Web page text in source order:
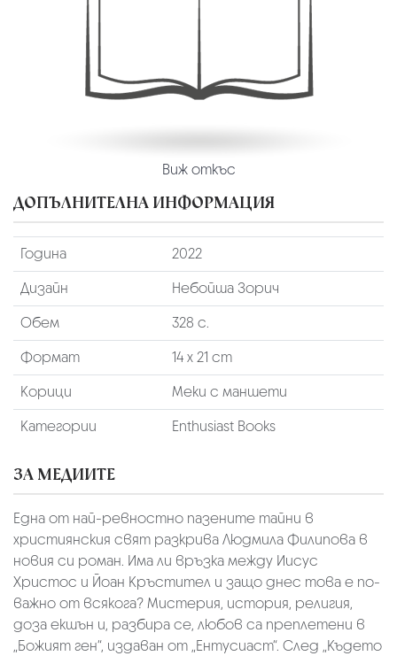
Виж откъс
ДОПЪЛНИТЕЛНА ИНФОРМАЦИЯ
Година
2022
Дизайн
Небойша Зорич
Обем
328 с.
Формат
14 х 21 cm
Корици
Меки с маншети
Категории
Enthusiast Books
ЗА МЕДИИТЕ
Една от най-ревностно пазените тайни в
християнския свят разкрива Людмила Филипова в
новия си роман. Има ли връзка между Иисус
Христос и Йоан Кръстител и защо днес това е по-
важно от всякога? Мистерия, история, религия,
доза екшън и, разбира се, любов са преплетени в
„Божият ген“, издаван от „Ентусиаст“. След „Където